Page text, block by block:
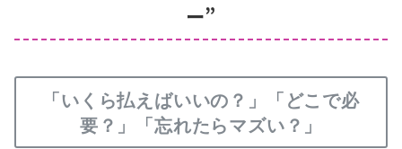
ー”
「いくら払えばいいの？」「どこで必
要？」「忘れたらマズい？」